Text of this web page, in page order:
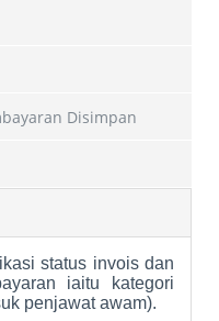
Disimpan
status invois dan
iaitu kategori
penjawat awam).